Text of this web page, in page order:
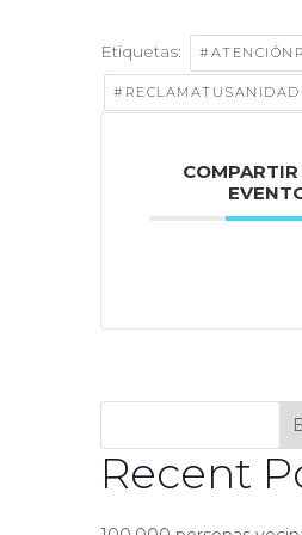
Etiquetas:
#RECLAMATUSANIDAD
COMPARTIR
Recent